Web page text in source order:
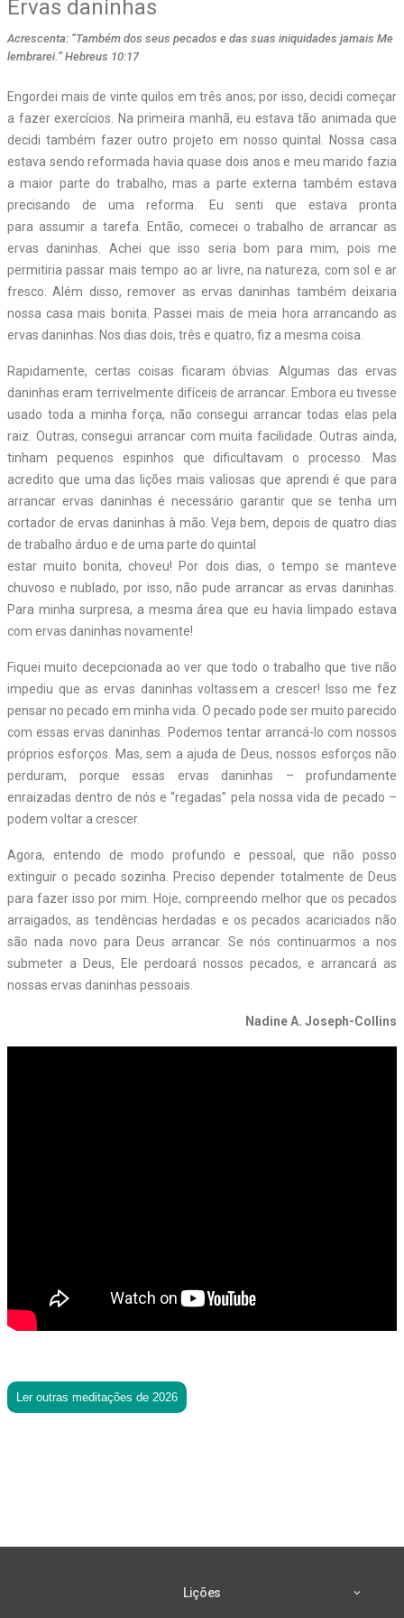
Ervas daninhas
Acrescenta: “Também dos seus pecados e das suas iniquidades jamais Me
lembrarei.” Hebreus 10:17
Engordei mais de vinte quilos em três anos; por isso, decidi começar
a fazer exercícios. Na primeira manhã, eu estava tão animada que
decidi também fazer outro projeto em nosso quintal. Nossa casa
estava sendo reformada havia quase dois anos e meu marido fazia
a maior parte do trabalho, mas a parte externa também estava
precisando de uma reforma. Eu senti que estava pronta
para assumir a tarefa. Então, comecei o trabalho de arrancar as
ervas daninhas. Achei que isso seria bom para mim, pois me
permitiria passar mais tempo ao ar livre, na natureza, com sol e ar
fresco. Além disso, remover as ervas daninhas também deixaria
nossa casa mais bonita. Passei mais de meia hora arrancando as
ervas daninhas. Nos dias dois, três e quatro, fiz a mesma coisa.
Rapidamente, certas coisas ficaram óbvias. Algumas das ervas
daninhas eram terrivelmente difíceis de arrancar. Embora eu tivesse
usado toda a minha força, não consegui arrancar todas elas pela
raiz. Outras, consegui arrancar com muita facilidade. Outras ainda,
tinham pequenos espinhos que dificultavam o processo. Mas
acredito que uma das lições mais valiosas que aprendi é que para
arrancar ervas daninhas é necessário garantir que se tenha um
cortador de ervas daninhas à mão. Veja bem, depois de quatro dias
de trabalho árduo e de uma parte do quintal
estar muito bonita, choveu! Por dois dias, o tempo se manteve
chuvoso e nublado, por isso, não pude arrancar as ervas daninhas.
Para minha surpresa, a mesma área que eu havia limpado estava
com ervas daninhas novamente!
Fiquei muito decepcionada ao ver que todo o trabalho que tive não
impediu que as ervas daninhas voltassem a crescer! Isso me fez
pensar no pecado em minha vida. O pecado pode ser muito parecido
com essas ervas daninhas. Podemos tentar arrancá-lo com nossos
próprios esforços. Mas, sem a ajuda de Deus, nossos esforços não
perduram, porque essas ervas daninhas – profundamente
enraizadas dentro de nós e “regadas” pela nossa vida de pecado –
podem voltar a crescer.
Agora, entendo de modo profundo e pessoal, que não posso
extinguir o pecado sozinha. Preciso depender totalmente de Deus
para fazer isso por mim. Hoje, compreendo melhor que os pecados
arraigados, as tendências herdadas e os pecados acariciados não
são nada novo para Deus arrancar. Se nós continuarmos a nos
submeter a Deus, Ele perdoará nossos pecados, e arrancará as
nossas ervas daninhas pessoais.
Nadine A. Joseph-Collins
Ler outras meditações de 2026
Lições